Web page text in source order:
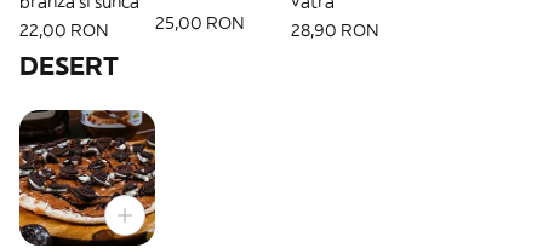
22,00 RON
25,00 RON
28,90 RON
DESERT